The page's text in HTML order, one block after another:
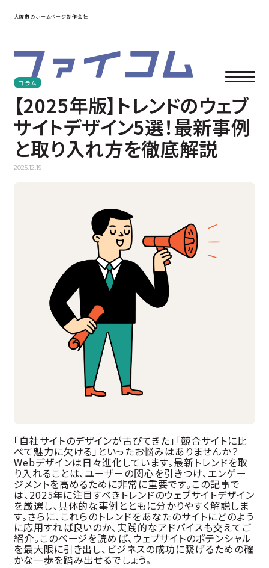
大阪市のホームページ制作会社
コラム
【2025年版】トレンドのウェブ
サイトデザイン5選！最新事例
と取り入れ方を徹底解説
2025.12.19
「自社サイトのデザインが古びてきた」「競合サイトに比
べて魅力に欠ける」といったお悩みはありませんか？
Webデザインは日々進化しています。最新トレンドを取
り入れることは、ユーザーの関心を引きつけ、エンゲー
ジメントを高めるために非常に重要です。この記事で
は、2025年に注目すべきトレンドのウェブサイトデザイン
を厳選し、具体的な事例とともに分かりやすく解説しま
す。さらに、これらのトレンドをあなたのサイトにどのよう
に応用すれば良いのか、実践的なアドバイスも交えてご
紹介。このページを読めば、ウェブサイトのポテンシャル
を最大限に引き出し、ビジネスの成功に繋げるための確
かな一歩を踏み出せるでしょう。